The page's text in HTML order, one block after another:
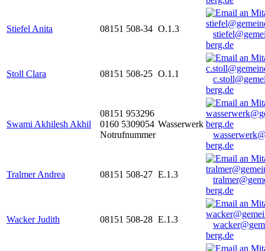
Stiefel Anita 08151 508-34 O.1.3
berg.de
Stoll Clara 08151 508-25 O.1.1
berg.de
Swami Akhilesh Akhil
08151 953296
0160 5309054
Notrufnummer
Wasserwerk
berg.de
Tralmer Andrea 08151 508-27 E.1.3
berg.de
Wacker Judith 08151 508-28 E.1.3
berg.de